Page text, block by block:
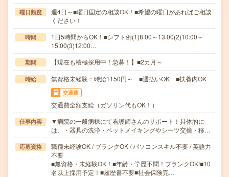
曜日頻度
週4日～■曜日固定の相談OK！■希望の曜日があればご相談
ください！
時間
1日5時間からOK！■シフト例(1)8:00～13:00(2)10:00～
15:00(3)12:00…
期間 【現在も積極採用中！急募！】■2カ月～
時給 無資格未経験：時給1150円～ ■週払いOK ■扶養内OK
交通費
交通費全額支給（ガソリン代もOK！）
仕事内容
▼病院の一般病棟にて看護師さんのサポート！具体的に
は、・器具の洗浄・ベットメイキングやシーツ交換・移…
応募資格
職種未経験OK / ブランクOK / パソコンスキル不要 / 英語力
不要
■無資格・未経験OK！■年齢・学歴不問！ブランクOK!■10
名以上採用予定！■履歴書不要■社会保険完…